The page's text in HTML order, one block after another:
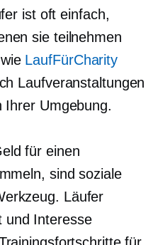
ist oft einfach,
sie teilnehmen
LaufFürCharity
Laufveranstaltungen
Ihrer Umgebung.
für einen
sind soziale
Läufer
und Interesse